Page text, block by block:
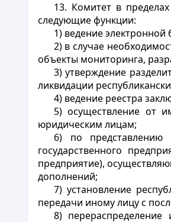
13. Комитет в
следующие функции:
1) ведение электронной
2) в случае
объекты мониторинга,
3) утверждение
ликвидации
4) ведение реестра
5) осуществление от
юридическим лицам;
6) по представлению
государственного
предприятие),
дополнений;
7) установление
передачи иному лицу с
8) перераспределение